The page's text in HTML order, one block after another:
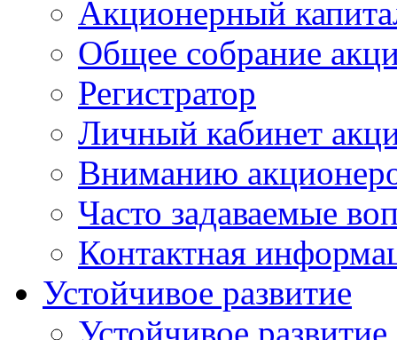
Акционерный
Общее собрание
Регистратор
Личный кабинет
Вниманию
Часто задаваемые
Контактная
Устойчивое развитие
Устойчивое развитие